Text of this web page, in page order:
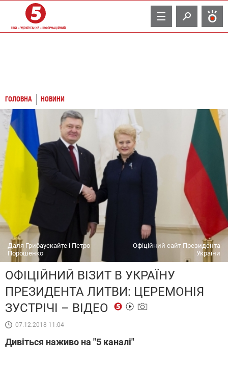
TV
ГОЛОВНА НОВИНИ
Даля Грибаускайте і Петро
Порошенко
Офіційний сайт Президента
України
ОФІЦІЙНИЙ ВІЗИТ В УКРАЇНУ
ПРЕЗИДЕНТА ЛИТВИ: ЦЕРЕМОНІЯ
ЗУСТРІЧІ – ВІДЕО
07.12.2018 11:04
Дивіться наживо на "5 каналі"